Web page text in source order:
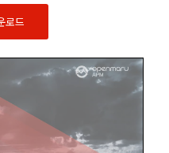
로드